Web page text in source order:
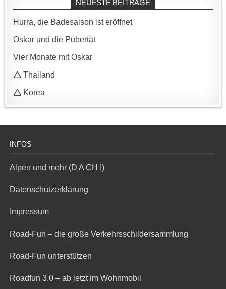
NEUESTE BEITRÄGE
Hurra, die Badesaison ist eröffnet
Oskar und die Pubertät
Vier Monate mit Oskar
🛆 Thailand
🛆 Korea
INFOS
Alpen und mehr (D A CH I)
Datenschutzerklärung
Impressum
Road-Fun – die große Verkehrsschildersammlung
Road-Fun unterstützen
Roadfun 3.0 – ab jetzt im Wohnmobil